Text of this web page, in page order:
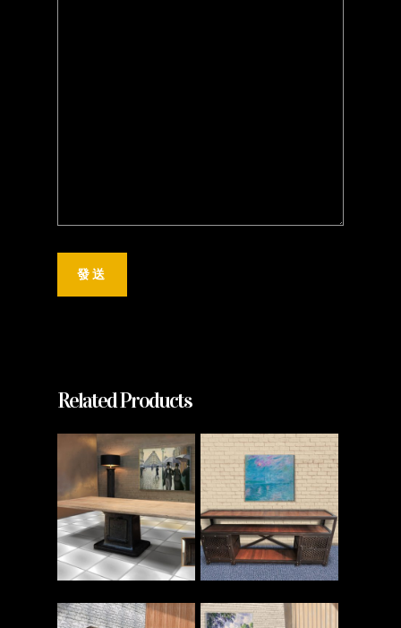
Related Products
Read More Read More